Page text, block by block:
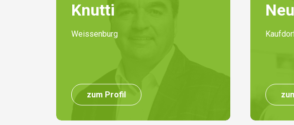
Knutti
Weissenburg
zum Profil